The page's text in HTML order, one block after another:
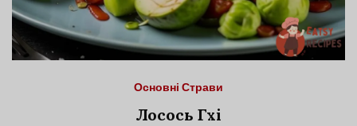
Основні Страви
Лосось Гхі